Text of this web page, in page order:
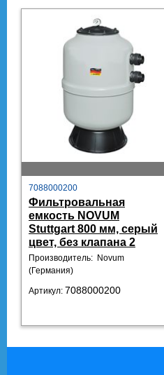
7088000200
Фильтровальная
емкость NOVUM
Stuttgart 800 мм, серый
цвет, без клапана 2
Производитель: Novum
(Германия)
Артикул: 7088000200